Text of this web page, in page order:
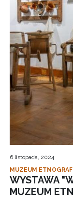
6 listopada, 2024
MUZEUM
WYSTAWA
MUZEUM